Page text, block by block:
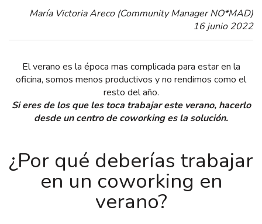
María Victoria Areco (Community Manager NO*MAD)
16 junio 2022
El verano es la época mas complicada para estar en la
oficina, somos menos productivos y no rendimos como el
resto del año.
Si eres de los que les toca trabajar este verano, hacerlo
desde un centro de coworking es la solución.
¿Por qué deberías trabajar
en un coworking en
verano?